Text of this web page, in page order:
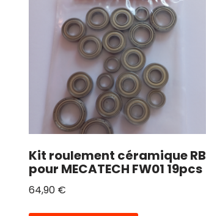
Kit roulement céramique RB
pour MECATECH FW01 19pcs
64,90 €